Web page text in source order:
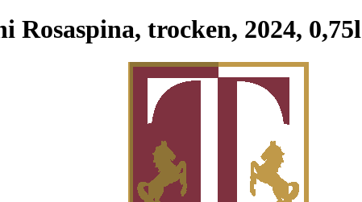
Rosaspina, trocken, 2024, 0,75l